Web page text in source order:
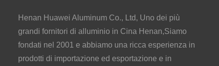
Henan Huawei Aluminum Co., Ltd, Uno dei più
grandi fornitori di alluminio in Cina Henan,Siamo
fondati nel 2001 e abbiamo una ricca esperienza in
prodotti di importazione ed esportazione e in